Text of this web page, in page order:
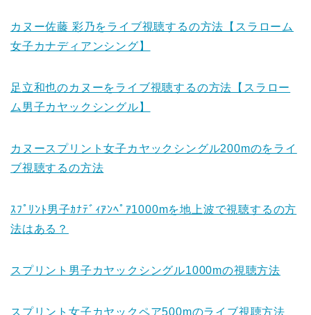
カヌー佐藤 彩乃をライブ視聴するの方法【スラローム
女子カナディアンシング】
足立和也のカヌーをライブ視聴するの方法【スラロー
ム男子カヤックシングル】
カヌースプリント女子カヤックシングル200mのをライ
ブ視聴するの方法
ｽﾌﾟﾘﾝﾄ男子ｶﾅﾃﾞｨｱﾝﾍﾟｱ1000mを地上波で視聴するの方
法はある？
スプリント男子カヤックシングル1000mの視聴方法
スプリント女子カヤックペア500mのライブ視聴方法